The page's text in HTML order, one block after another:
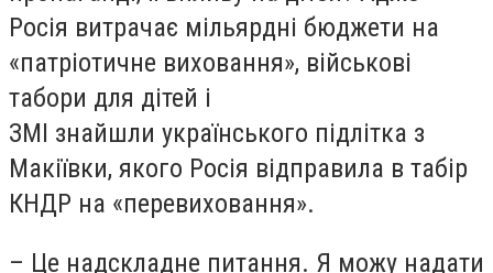
Росія витрачає мільярдні бюджети на
«патріотичне виховання», військові
табори для дітей і
ЗМІ знайшли українського підлітка з
Макіївки, якого Росія відправила в табір
КНДР на «перевиховання».
– Це надскладне питання. Я можу надати